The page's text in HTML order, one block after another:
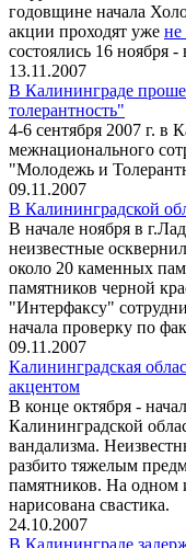
годовщине начала
акции проходят уже не
состоялись 16 ноября
13.11.2007
В Калининграде
толерантность"
4-6 сентября 2007 г. в
межнационального
"Молодежь и
09.11.2007
В Калининградской
В начале ноября в
неизвестные
около 20 каменных
памятников черной
"Интерфаксу"
начала проверку по
09.11.2007
Калининградская
акцентом
В конце октября -
Калининградской
вандализма.
разбито тяжелым
памятников. На одном
нарисована свастика.
24.10.2007
В Калининграде